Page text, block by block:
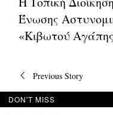
Ένωσης
«Κιβωτού
Πλοήγηση
Previous Story
DON'T MISS